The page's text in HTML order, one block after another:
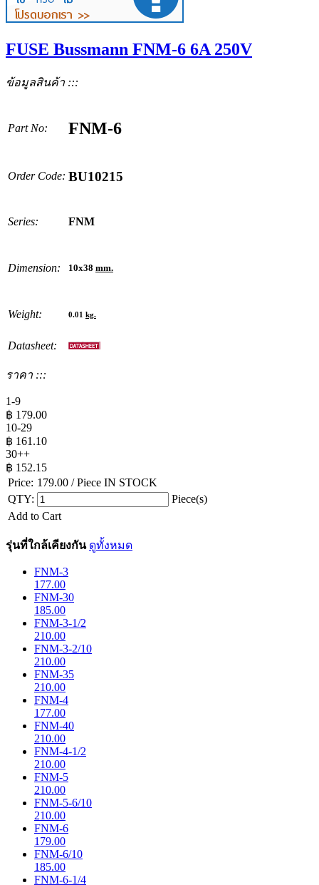
FUSE Bussmann FNM-6 6A 250V
ข้อมูลสินค้า :::
Part No: FNM-6
Order Code: BU10215
Series: FNM
Dimension: 10x38 mm.
Weight: 0.01 kg.
Datasheet:
ราคา :::
1-9
฿ 179.00
10-29
฿ 161.10
30++
฿ 152.15
Price: 179.00 / Piece IN STOCK
QTY:
Piece(s)
Add to Cart
รุ่นที่ใกล้เคียงกัน ดูทั้งหมด
FNM-3
177.00
FNM-30
185.00
FNM-3-1/2
210.00
FNM-3-2/10
210.00
FNM-35
210.00
FNM-4
177.00
FNM-40
210.00
FNM-4-1/2
210.00
FNM-5
210.00
FNM-5-6/10
210.00
FNM-6
179.00
FNM-6/10
185.00
FNM-6-1/4